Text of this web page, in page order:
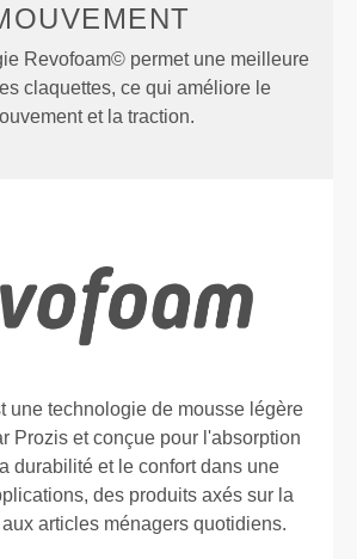
Revofoam© permet une meilleure
claquettes, ce qui améliore le
et la traction.
une technologie de mousse légère
Prozis et conçue pour l'absorption
durabilité et le confort dans une
des produits axés sur la
articles ménagers quotidiens.